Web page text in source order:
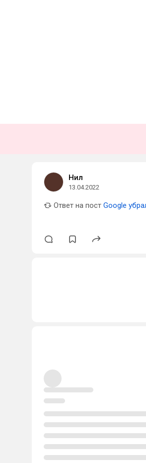
Нил
13.04.2022
Ответ на пост Google